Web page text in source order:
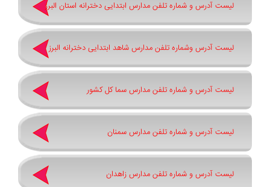
لیست آدرس و شماره تلفن مدارس ابتدایی دخترانه استان البرز
لیست آدرس وشماره تلفن مدارس شاهد ابتدایی دخترانه البرز
لیست آدرس و شماره تلفن مدارس سما کل کشور
لیست آدرس و شماره تلفن مدارس سمنان
لیست آدرس و شماره تلفن مدارس زاهدان